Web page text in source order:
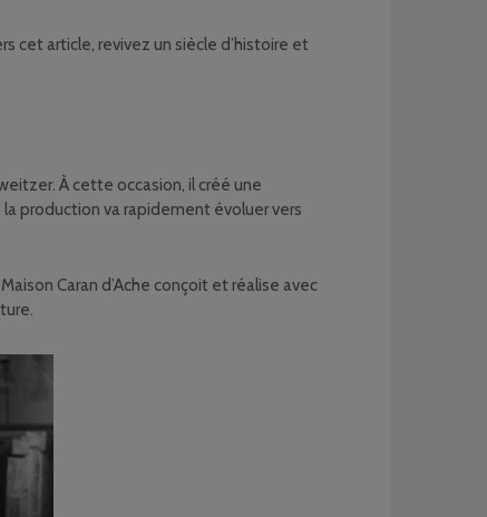
cet article, revivez un siècle d’histoire et
À cette occasion, il créé une
la production va rapidement évoluer vers
Caran d’Ache conçoit et réalise avec